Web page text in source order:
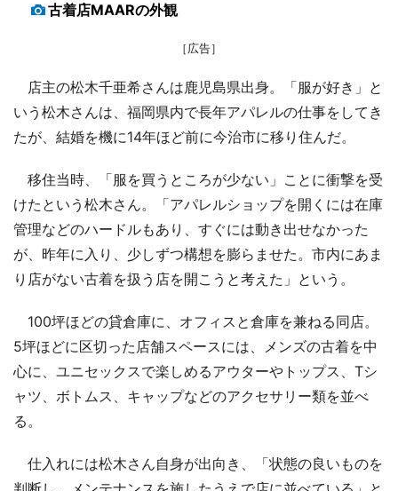
古着店MAARの外観
［広告］
店主の松木千亜希さんは鹿児島県出身。「服が好き」と
いう松木さんは、福岡県内で長年アパレルの仕事をしてき
たが、結婚を機に14年ほど前に今治市に移り住んだ。
移住当時、「服を買うところが少ない」ことに衝撃を受
けたという松木さん。「アパレルショップを開くには在庫
管理などのハードルもあり、すぐには動き出せなかった
が、昨年に入り、少しずつ構想を膨らませた。市内にあま
り店がない古着を扱う店を開こうと考えた」という。
100坪ほどの貸倉庫に、オフィスと倉庫を兼ねる同店。
5坪ほどに区切った店舗スペースには、メンズの古着を中
心に、ユニセックスで楽しめるアウターやトップス、Tシ
ャツ、ボトムス、キャップなどのアクセサリー類を並べ
る。
仕入れには松木さん自身が出向き、「状態の良いものを